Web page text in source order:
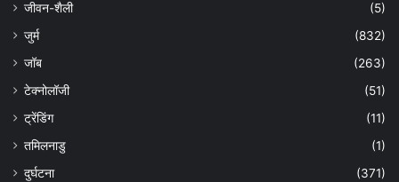
जीवन-शैली
(5)
जुर्म
(832)
जॉब
(263)
टेक्नोलॉजी
(51)
ट्रेंडिंग
(11)
तमिलनाडु
(1)
दुर्घटना
(371)